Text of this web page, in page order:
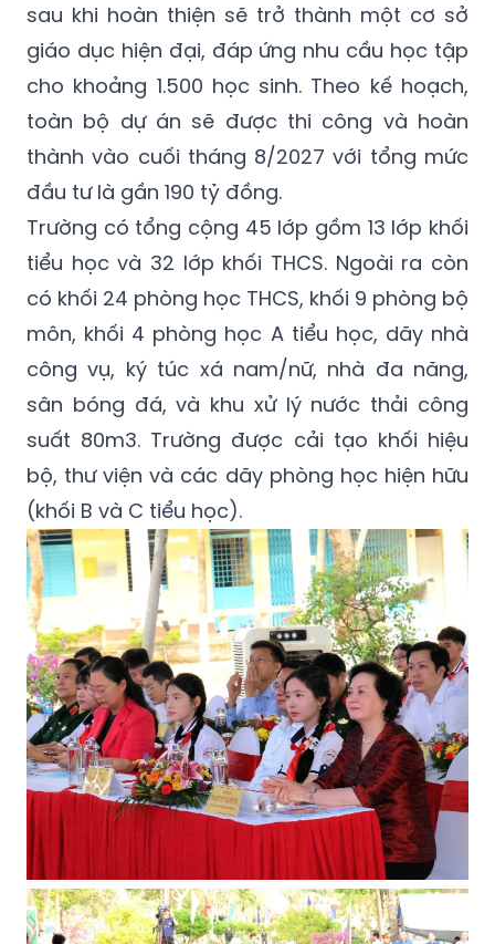
sau khi hoàn thiện sẽ trở thành một cơ sở
giáo dục hiện đại, đáp ứng nhu cầu học tập
cho khoảng 1.500 học sinh. Theo kế hoạch,
toàn bộ dự án sẽ được thi công và hoàn
thành vào cuối tháng 8/2027 với tổng mức
đầu tư là gần 190 tỷ đồng.
Trường có tổng cộng 45 lớp gồm 13 lớp khối
tiểu học và 32 lớp khối THCS. Ngoài ra còn
có khối 24 phòng học THCS, khối 9 phòng bộ
môn, khối 4 phòng học A tiểu học, dãy nhà
công vụ, ký túc xá nam/nữ, nhà đa năng,
sân bóng đá, và khu xử lý nước thải công
suất 80m3. Trường được cải tạo khối hiệu
bộ, thư viện và các dãy phòng học hiện hữu
(khối B và C tiểu học).